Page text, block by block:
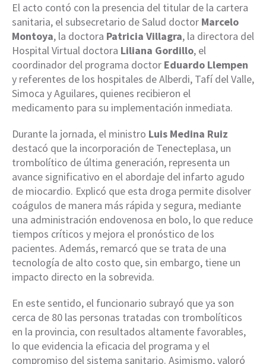
El acto contó con la presencia del titular de la cartera
sanitaria, el subsecretario de Salud doctor Marcelo
Montoya, la doctora Patricia Villagra, la directora del
Hospital Virtual doctora Liliana Gordillo, el
coordinador del programa doctor Eduardo Llempen
y referentes de los hospitales de Alberdi, Tafí del Valle,
Simoca y Aguilares, quienes recibieron el
medicamento para su implementación inmediata.
Durante la jornada, el ministro Luis Medina Ruiz
destacó que la incorporación de Tenecteplasa, un
trombolítico de última generación, representa un
avance significativo en el abordaje del infarto agudo
de miocardio. Explicó que esta droga permite disolver
coágulos de manera más rápida y segura, mediante
una administración endovenosa en bolo, lo que reduce
tiempos críticos y mejora el pronóstico de los
pacientes. Además, remarcó que se trata de una
tecnología de alto costo que, sin embargo, tiene un
impacto directo en la sobrevida.
En este sentido, el funcionario subrayó que ya son
cerca de 80 las personas tratadas con trombolíticos
en la provincia, con resultados altamente favorables,
lo que evidencia la eficacia del programa y el
compromiso del sistema sanitario. Asimismo, valoró